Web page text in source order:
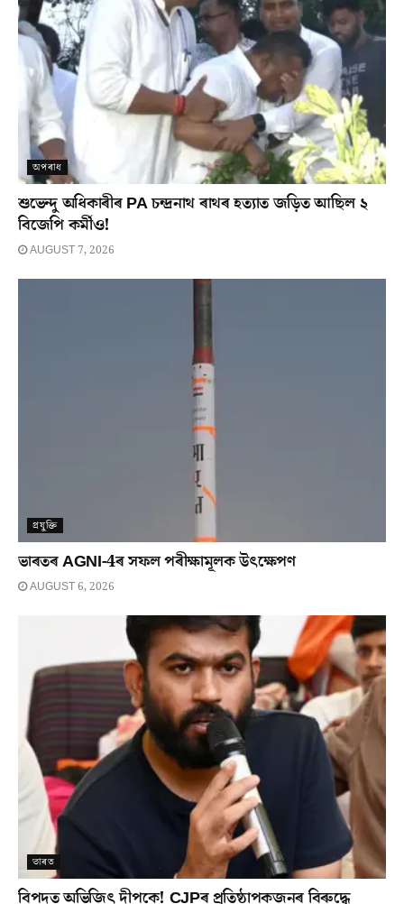
অপৰাধ
শুভেন্দু অধিকাৰীৰ PA চন্দ্ৰনাথ ৰাথৰ হত্যাত জড়িত আছিল ২
বিজেপি কৰ্মীও!
AUGUST 7, 2026
প্ৰযুক্তি
ভাৰতৰ AGNI-4ৰ সফল পৰীক্ষামূলক উৎক্ষেপণ
AUGUST 6, 2026
ভাৰত
বিপদত অভিজিৎ দীপকে! CJPৰ প্ৰতিষ্ঠাপকজনৰ বিৰুদ্ধে